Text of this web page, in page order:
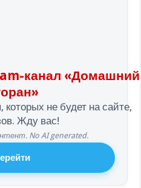
канал «Домашний
не будет на сайте,
Жду вас!
No AI generated.